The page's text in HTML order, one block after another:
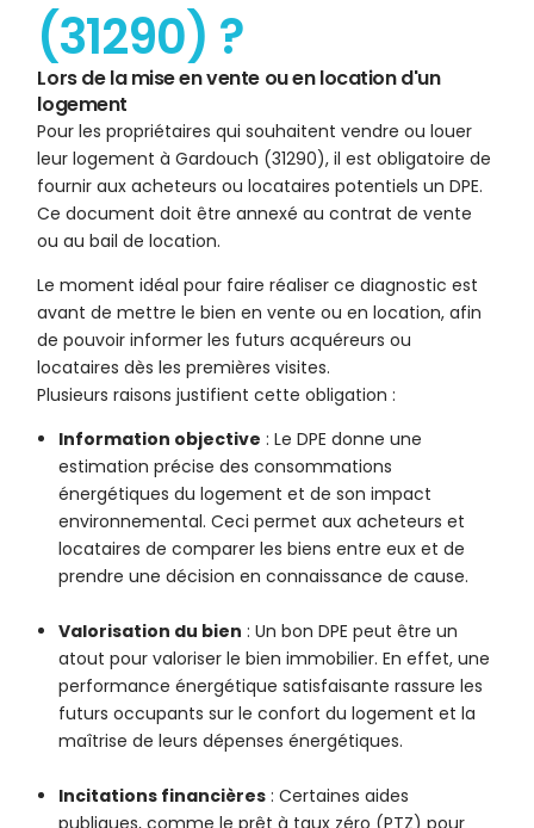
(31290) ?
Lors de la mise en vente ou en location d'un
logement
Pour les propriétaires qui souhaitent vendre ou louer
leur logement à Gardouch (31290), il est obligatoire de
fournir aux acheteurs ou locataires potentiels un DPE.
Ce document doit être annexé au contrat de vente
ou au bail de location.
Le moment idéal pour faire réaliser ce diagnostic est
avant de mettre le bien en vente ou en location, afin
de pouvoir informer les futurs acquéreurs ou
locataires dès les premières visites.
Plusieurs raisons justifient cette obligation :
Information objective : Le DPE donne une
estimation précise des consommations
énergétiques du logement et de son impact
environnemental. Ceci permet aux acheteurs et
locataires de comparer les biens entre eux et de
prendre une décision en connaissance de cause.
Valorisation du bien : Un bon DPE peut être un
atout pour valoriser le bien immobilier. En effet, une
performance énergétique satisfaisante rassure les
futurs occupants sur le confort du logement et la
maîtrise de leurs dépenses énergétiques.
Incitations financières : Certaines aides